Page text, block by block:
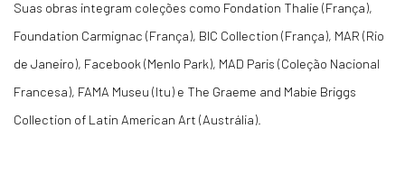
Suas obras integram coleções como Fondation Thalie (França),
Foundation Carmignac (França), BIC Collection (França), MAR (Rio
de Janeiro), Facebook (Menlo Park), MAD Paris (Coleção Nacional
Francesa), FAMA Museu (Itu) e The Graeme and Mabie Briggs
Collection of Latin American Art (Austrália).